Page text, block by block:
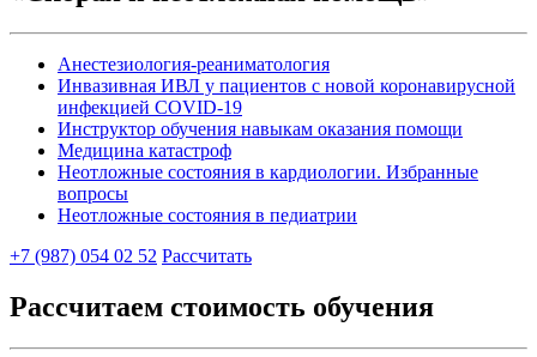
Анестезиология-реаниматология
Инвазивная ИВЛ у пациентов с новой коронавирусной
инфекцией COVID-19
Инструктор обучения навыкам оказания помощи
Медицина катастроф
Неотложные состояния в кардиологии. Избранные
вопросы
Неотложные состояния в педиатрии
+7 (987) 054 02 52 Рассчитать
Рассчитаем стоимость обучения